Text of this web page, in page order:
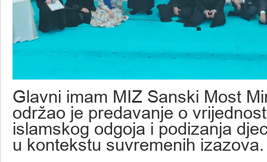
Glavni imam MIZ Sanski Most
održao je predavanje o
islamskog odgoja i podizanja
u kontekstu suvremenih izazova.